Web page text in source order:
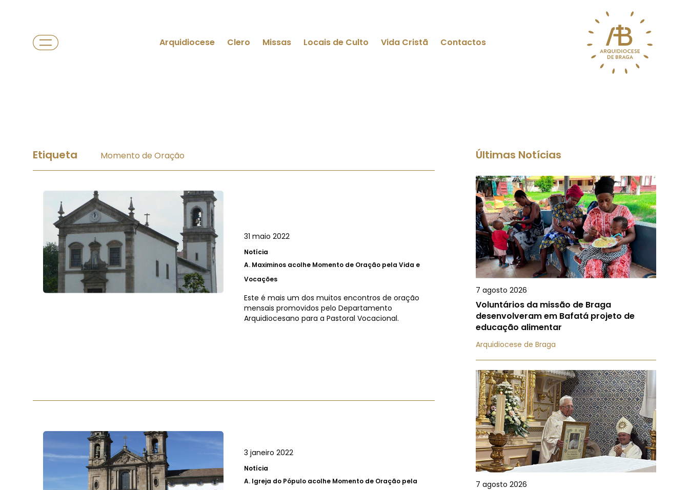
Arquidiocese Clero Missas Locais de Culto Vida Cristã Contactos
Etiqueta Momento de Oração
31 maio 2022
Notícia
A. Maximinos acolhe Momento de Oração pela Vida e
Vocações
Este é mais um dos muitos encontros de oração
mensais promovidos pelo Departamento
Arquidiocesano para a Pastoral Vocacional.
3 janeiro 2022
Notícia
A. Igreja do Pópulo acolhe Momento de Oração pela
Últimas Notícias
7 agosto 2026
Voluntários da missão de Braga
desenvolveram em Bafatá projeto de
educação alimentar
Arquidiocese de Braga
7 agosto 2026